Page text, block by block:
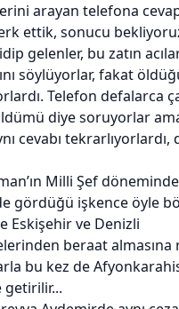
arayan telefona
ettik, sonucu
gelenler, bu zatın
söylüyorlar, fakat
Telefon defalarca
diye soruyorlar
cevabı tekrarlıyorlardı,
Milli Şef
gördüğü işkence öyle
Eskişehir ve Denizli
beraat almasına
bu kez de
getirilir...